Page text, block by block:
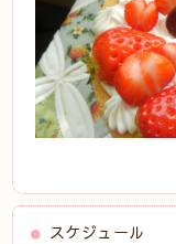
スケジュール